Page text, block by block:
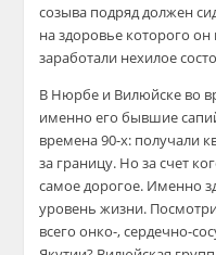
созыва подряд должен
на здоровье которого
заработали нехилое
В Нюрбе и Вилюйске во
именно его бывшие
времена 90-х: получали
за границу. Но за счет
самое дорогое. Именно
уровень жизни.
всего онко-, сердечно-